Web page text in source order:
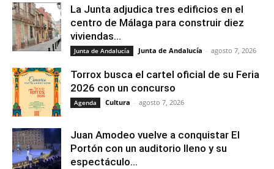
La Junta adjudica tres edificios en el
centro de Málaga para construir diez
viviendas...
Junta de Andalucía Junta de Andalucía - agosto 7, 2026
Torrox busca el cartel oficial de su Feria
2026 con un concurso
Agenda Cultura - agosto 7, 2026
Juan Amodeo vuelve a conquistar El
Portón con un auditorio lleno y su
espectáculo...